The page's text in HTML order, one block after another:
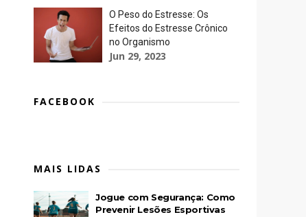
O Peso do Estresse: Os
Efeitos do Estresse Crônico
no Organismo
Jun 29, 2023
FACEBOOK
MAIS LIDAS
Jogue com Segurança: Como
Prevenir Lesões Esportivas